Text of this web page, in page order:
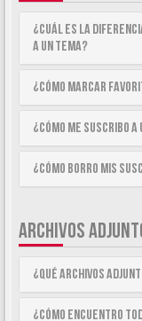
¿Cuál es la
a un tema?
¿Cómo marcar
¿Cómo me suscribo
¿Cómo borro mis
ARCHIVOS
¿Qué archivos
¿Cómo encuentro